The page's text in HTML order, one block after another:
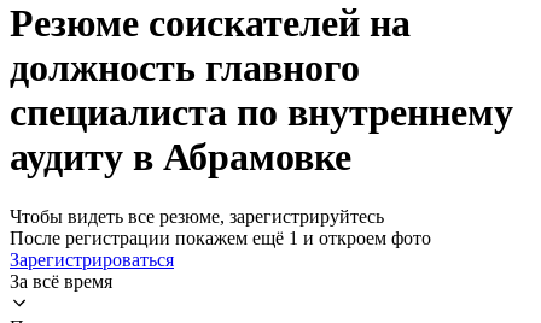
Резюме соискателей на
должность главного
специалиста по внутреннему
аудиту в Абрамовке
Чтобы видеть все резюме, зарегистрируйтесь
После регистрации покажем ещё 1 и откроем фото
Зарегистрироваться
За всё время